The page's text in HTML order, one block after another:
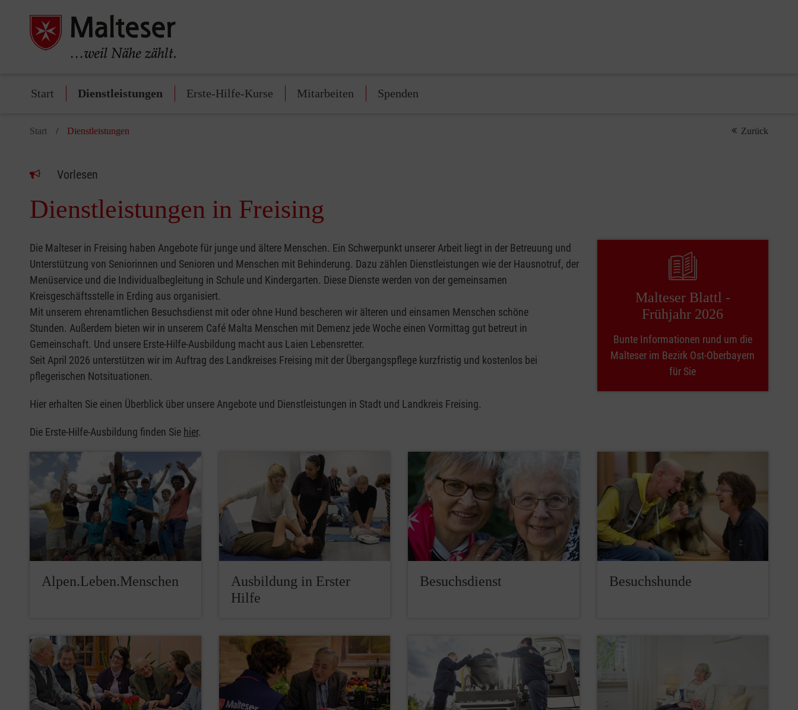
Start Dienstleistungen Erste-Hilfe-Kurse Mitarbeiten Spenden
Start Dienstleistungen Zurück
Vorlesen
Dienstleistungen in Freising
Die Malteser in Freising haben Angebote für junge und ältere Menschen. Ein Schwerpunkt unserer Arbeit liegt in der Betreuung und
Unterstützung von Seniorinnen und Senioren und Menschen mit Behinderung. Dazu zählen Dienstleistungen wie der Hausnotruf, der
Menüservice und die Individualbegleitung in Schule und Kindergarten. Diese Dienste werden von der gemeinsamen
Kreisgeschäftsstelle in Erding aus organisiert.
Mit unserem ehrenamtlichen Besuchsdienst mit oder ohne Hund bescheren wir älteren und einsamen Menschen schöne
Stunden. Außerdem bieten wir in unserem Café Malta Menschen mit Demenz jede Woche einen Vormittag gut betreut in
Gemeinschaft. Und unsere Erste-Hilfe-Ausbildung macht aus Laien Lebensretter.
Seit April 2026 unterstützen wir im Auftrag des Landkreises Freising mit der Übergangspflege kurzfristig und kostenlos bei
pflegerischen Notsituationen.
Hier erhalten Sie einen Überblick über unsere Angebote und Dienstleistungen in Stadt und Landkreis Freising.
Die Erste-Hilfe-Ausbildung finden Sie hier.
Malteser Blattl -
Frühjahr 2026
Bunte Informationen rund um die
Malteser im Bezirk Ost-Oberbayern
für Sie
Alpen.Leben.Menschen
Ausbildung in Erster
Hilfe
Besuchsdienst Besuchshunde